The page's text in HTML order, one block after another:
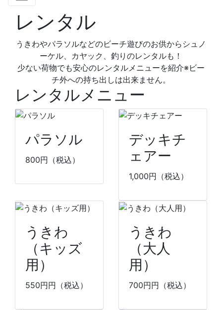
レンタル
うきわやパラソルなどのビーチ遊びのお供からシュノ
ーケル、カヤック、釣りのレンタルも！
少ない荷物でも安心のレンタルメニューを紹介※ビー
チ外への持ち出しは出来ません。
レンタルメニュー
パラソル
800円（税込）
デッキチ
ェアー
1,000円（税込）
うきわ
（キッズ
用）
550円円（税込）
うきわ
（大人
用）
700円円（税込）